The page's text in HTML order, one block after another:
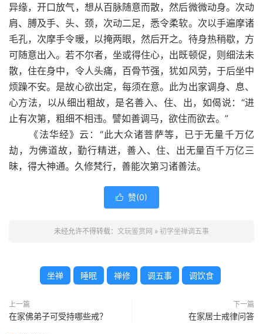
异缘，开口放气，想从百脉随意而散，然后微微动身。次动
肩、膊及手、头、颈，次动二足，悉令柔软。次以手遍摩诸
毛孔，次摩手令暖，以掩两眼，然后开之。待身热稍歇，方
可随意出入。若不尔者，坐或得住心，出既顿促，则细法未
散，住在身中，令人头痛，百骨节强，犹如风劳，于后坐中
烦躁不安。是故心欲出定，每须在意。此为出家调身、息、
心方法，以从细出粗故，是名善入、住、出，如偈说：“进
止有次第，粗细不相违。譬如善调马，欲住而欲去。”
《法华经》云：“此大众诸菩萨等，已于无量千万亿
劫，为佛道故，勤行精进，善入、住、出无量百千万亿三
昧，得大神通。久修梵行，善能次第习诸善法。
 赞(0)
未经允许不得转载： 文玩鉴赏网 » 初学坐禅调五事
坐禅 睡眠 禅修 调五事 调饮食
上一篇
在家佛弟子可受持哪些戒？
下一篇
在家居士戒律问答